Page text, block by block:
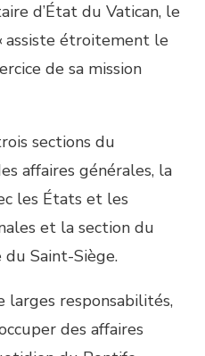
d’État du Vatican, le
assiste étroitement le
de sa mission
sections du
affaires générales, la
les États et les
et la section du
Saint-Siège.
larges responsabilités,
des affaires